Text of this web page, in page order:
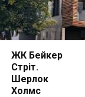
ЖК Бейкер
Стріт.
Шерлок
Холмс